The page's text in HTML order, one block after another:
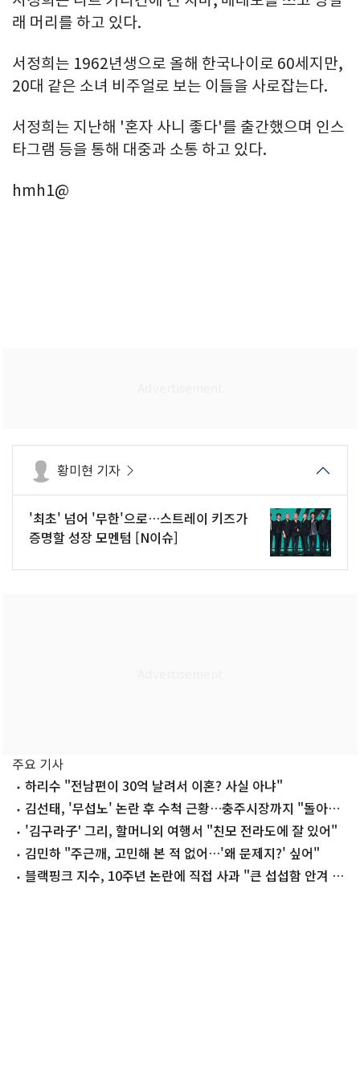
래 머리를 하고 있다.
서정희는 1962년생으로 올해 한국나이로 60세지만,
20대 같은 소녀 비주얼로 보는 이들을 사로잡는다.
서정희는 지난해 '혼자 사니 좋다'를 출간했으며 인스
타그램 등을 통해 대중과 소통 하고 있다.
hmh1@
황미현 기자
'최초' 넘어 '무한'으로…스트레이 키즈가
증명할 성장 모멘텀 [N이슈]
주요 기사
하리수 "전남편이 30억 날려서 이혼? 사실 아냐"
김선태, '무섭노' 논란 후 수척 근황…충주시장까지 "돌아올
생각 없냐?"
'김구라子' 그리, 할머니외 여행서 "친모 전라도에 잘 있어"
김민하 "주근깨, 고민해 본 적 없어…'왜 문제지?' 싶어"
블랙핑크 지수, 10주년 논란에 직접 사과 "큰 섭섭함 안겨 미